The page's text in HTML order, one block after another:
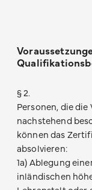
§ 2.
Personen, die
nachstehend
können das
absolvieren:
1a) Ablegung
inländischen